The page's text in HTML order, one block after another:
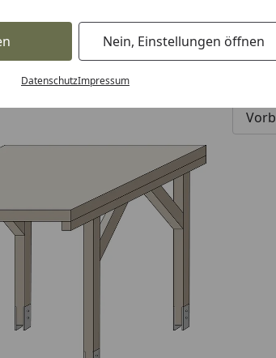
Nein, Einstellungen öffnen
DatenschutzImpressum
Gartenpavillon oder gar einCarport
werden müssen. Hierfür bietet sich
Ihnen, wie sie das richtige